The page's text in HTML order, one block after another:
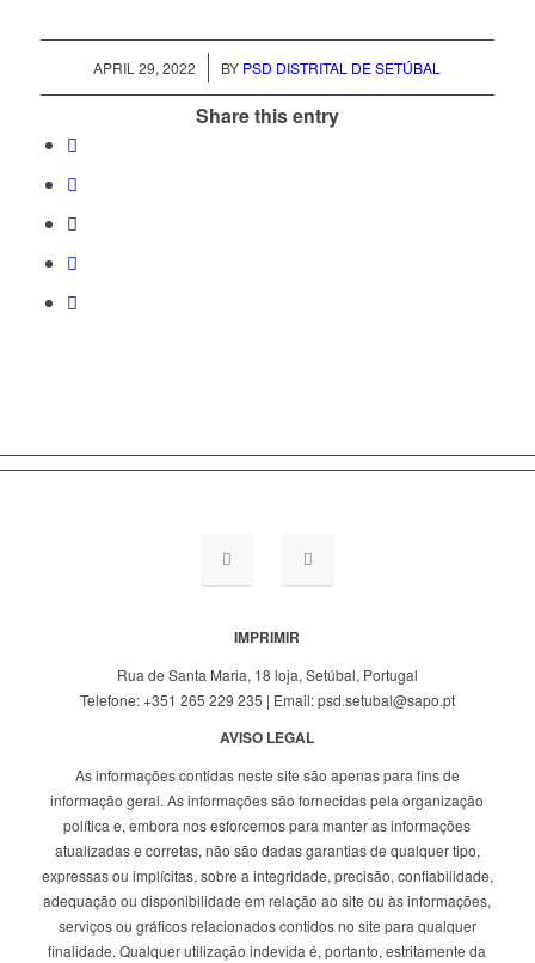
APRIL 29, 2022
/ BY PSD DISTRITAL DE SETÚBAL
Share this entry
IMPRIMIR
Rua de Santa Maria, 18 loja, Setúbal, Portugal
Telefone: +351 265 229 235 | Email: psd.setubal@sapo.pt
AVISO LEGAL
As informações contidas neste site são apenas para fins de
informação geral. As informações são fornecidas pela organização
política e, embora nos esforcemos para manter as informações
atualizadas e corretas, não são dadas garantias de qualquer tipo,
expressas ou implícitas, sobre a integridade, precisão, confiabilidade,
adequação ou disponibilidade em relação ao site ou às informações,
serviços ou gráficos relacionados contidos no site para qualquer
finalidade. Qualquer utilização indevida é, portanto, estritamente da